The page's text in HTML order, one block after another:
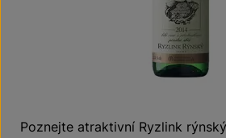
Poznejte atraktivní Ryzlink